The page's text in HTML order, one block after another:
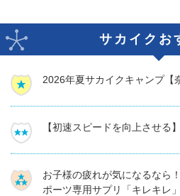
サカイクお
2026年夏サカイクキャンプ【
【初速スピードを向上させる
お子様の疲れが気になるなら
ポーツ専用サプリ「キレキレ」